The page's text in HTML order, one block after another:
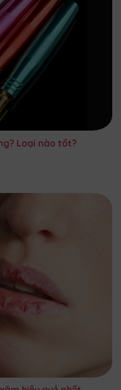
Loại nào tốt?